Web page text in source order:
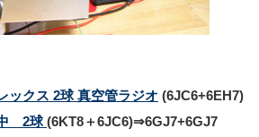
ックス 2球 真空管ラジオ (6JC6+6EH7)
2球(6KT8＋6JC6)⇒6GJ7+6GJ7